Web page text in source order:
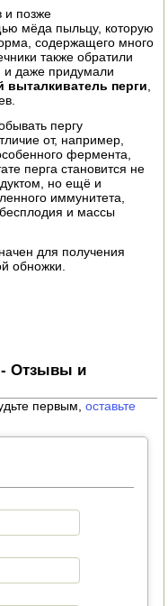
и позже
мёда пыльцу, которую
содержащего много
также обратили
и даже придумали
выталкиватель перги
пергу
от, например,
фермента,
перга становится не
но ещё и
иммунитета,
бесплодия и массы
для получения
обножки.
- Отзывы и
первым,оставьте